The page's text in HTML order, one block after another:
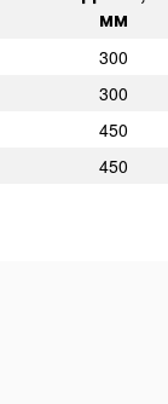
мм
300
300
450
450